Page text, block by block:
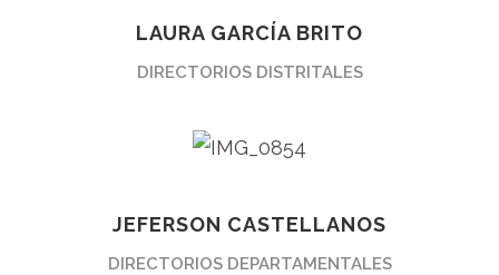
LAURA GARCÍA BRITO
DIRECTORIOS DISTRITALES
JEFERSON CASTELLANOS
DIRECTORIOS DEPARTAMENTALES